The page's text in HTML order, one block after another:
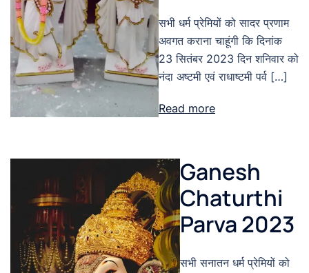
सभी धर्म प्रेमियों को सादर प्रणाम
अवगत कराना चाहूंगी कि दिनांक
23 सितंबर 2023 दिन शनिवार को
नंदा अष्टमी एवं राधाष्टमी पर्व […]
Read more
Ganesh
Chaturthi
Parva 2023
सभी सनातन धर्म प्रेमियों को